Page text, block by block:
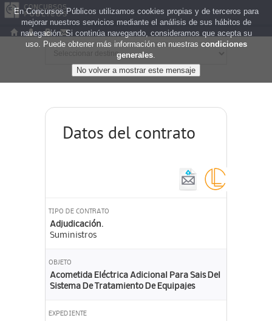
Datos del contrato
TIPO DE CONTRATO
Adjudicación.
Suministros
OBJETO
Acometida Eléctrica Adicional Para Sais Del
Sistema De Tratamiento De Equipajes
EXPEDIENTE
En Concursos Públicos utilizamos cookies propias y de terceros para
mejorar nuestros servicios mediante el análisis de sus hábitos de
navegación. Si continúa navegando, consideramos que acepta su
uso. Puede obtener más información en nuestras condiciones
generales.